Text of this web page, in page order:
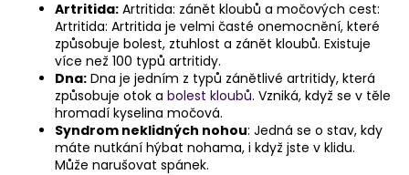
Artritida: Artritida: zánět kloubů a močových cest:
Artritida: Artritida je velmi časté onemocnění, které
způsobuje bolest, ztuhlost a zánět kloubů. Existuje
více než 100 typů artritidy.
Dna: Dna je jedním z typů zánětlivé artritidy, která
způsobuje otok a bolest kloubů. Vzniká, když se v těle
hromadí kyselina močová.
Syndrom neklidných nohou: Jedná se o stav, kdy
máte nutkání hýbat nohama, i když jste v klidu.
Může narušovat spánek.